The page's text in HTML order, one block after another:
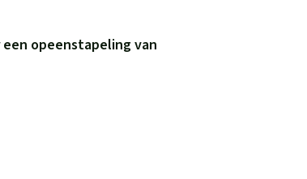
opeenstapeling van